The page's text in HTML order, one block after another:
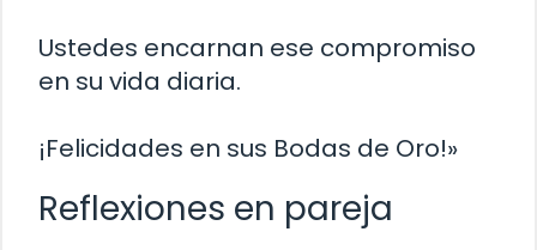
Ustedes encarnan ese compromiso
en su vida diaria.
¡Felicidades en sus Bodas de Oro!»
Reflexiones en pareja